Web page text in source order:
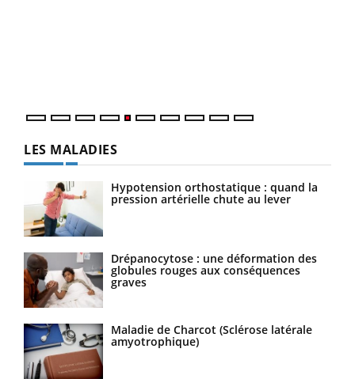
LES MALADIES
Hypotension orthostatique : quand la
pression artérielle chute au lever
Drépanocytose : une déformation des
globules rouges aux conséquences
graves
Maladie de Charcot (Sclérose latérale
amyotrophique)